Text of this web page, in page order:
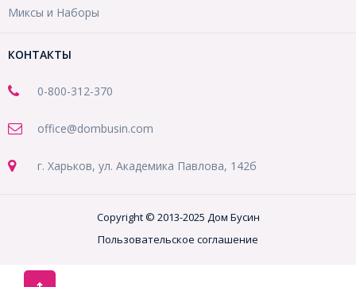
Миксы и Наборы
КОНТАКТЫ
0-800-312-370
office@dombusin.com
г. Харьков, ул. Академика Павлова, 142б
Copyright © 2013-2025 Дом Бусин
Пользовательское соглашение